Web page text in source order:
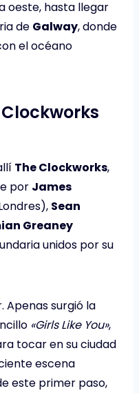
oeste, hasta llegar
de Galway, donde
el océano
The Clockworks,
por James
Sean
Greaney
unidos por su
Apenas surgió la
«Girls Like You»,
tocar en su ciudad
escena
este primer paso,